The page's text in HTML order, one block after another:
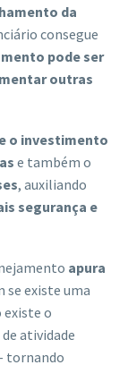
da
consegue
pode ser
outras
o investimento
e também o
, auxiliando
segurança e
apura
se existe uma
existe o
atividade
tornando